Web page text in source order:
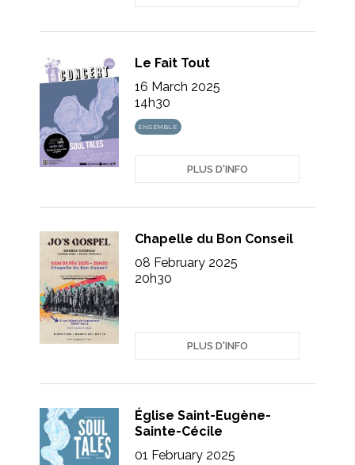
Le Fait Tout
16 March 2025
14h30
ENSEMBLE
PLUS D'INFO
Chapelle du Bon Conseil
08 February 2025
20h30
PLUS D'INFO
Église Saint-Eugène-
Sainte-Cécile
01 February 2025